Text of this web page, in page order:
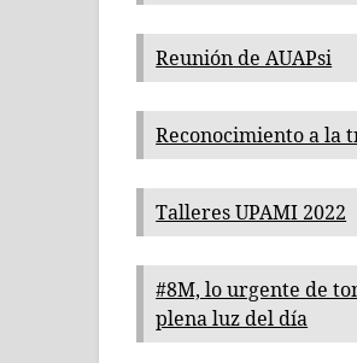
Reunión de AUAPsi
Reconocimiento a la
Talleres UPAMI 2022
#8M, lo urgente de
plena luz del día